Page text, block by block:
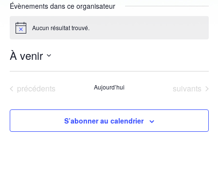
Évènements dans ce organisateur
Notice Aucun résultat trouvé.
À venir
date.Évènements
précédents Aujourd’hui Évènements
suivants
S’abonner au calendrier